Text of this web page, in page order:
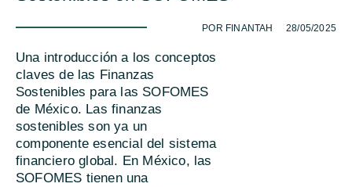
- POR FINANTAH 28/05/2025
Una introducción a los conceptos
claves de las Finanzas
Sostenibles para las SOFOMES
de México. Las finanzas
sostenibles son ya un
componente esencial del sistema
financiero global. En México, las
SOFOMES tienen una